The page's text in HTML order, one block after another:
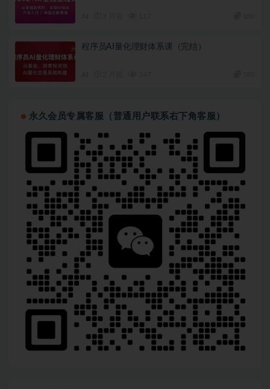
程序员AI量化理财体系课（完结）
永久会员专属客服（普通用户联系右下角客服）